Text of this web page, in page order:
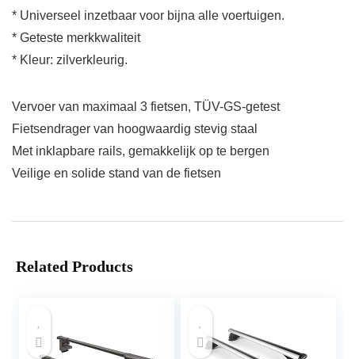
* Universeel inzetbaar voor bijna alle voertuigen.
* Geteste merkkwaliteit
* Kleur: zilverkleurig.
Vervoer van maximaal 3 fietsen, TÜV-GS-getest
Fietsendrager van hoogwaardig stevig staal
Met inklapbare rails, gemakkelijk op te bergen
Veilige en solide stand van de fietsen
Related Products